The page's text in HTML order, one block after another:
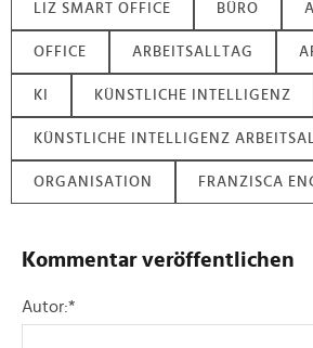
LIZ SMART OFFICE BÜRO
OFFICE ARBEITSALLTAG
KI KÜNSTLICHE INTELLIGENZ
KÜNSTLICHE INTELLIGENZ
ORGANISATION FRANZISCA
Kommentar veröffentlichen
Autor:*